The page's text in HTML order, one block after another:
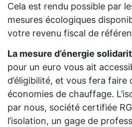
Cela est rendu possible par
mesures écologiques
votre revenu fiscal de
La mesure d’énergie
pour un euro vous ait
d’éligibilité, et vous fera faire
économies de chauffage.
par nous, société certifiée
l’isolation, un gage de